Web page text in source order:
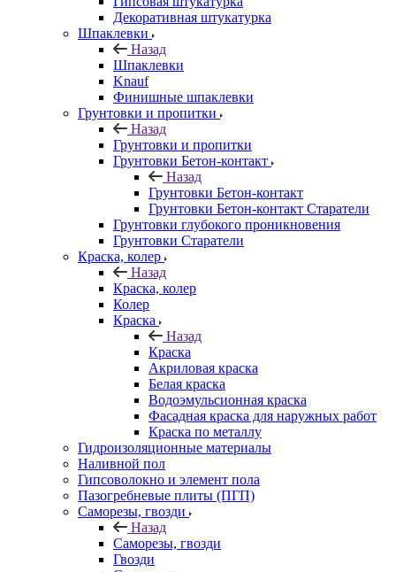
Декоративная штукатурка
Шпаклевки
Назад
Шпаклевки
Knauf
Финишные шпаклевки
Грунтовки и пропитки
Назад
Грунтовки и пропитки
Грунтовки Бетон-контакт
Назад
Грунтовки Бетон-контакт
Грунтовки Бетон-контакт Старатели
Грунтовки глубокого проникновения
Грунтовки Старатели
Краска, колер
Назад
Краска, колер
Колер
Краска
Назад
Краска
Акриловая краска
Белая краска
Водоэмульсионная краска
Фасадная краска для наружных работ
Краска по металлу
Гидроизоляционные материалы
Наливной пол
Гипсоволокно и элемент пола
Пазогребневые плиты (ПГП)
Саморезы, гвозди
Назад
Саморезы, гвозди
Гвозди